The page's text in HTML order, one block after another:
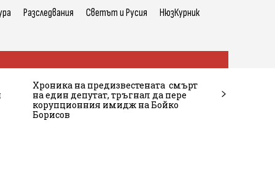
Разследвания Светът и Русия НюзКурник
Хроника на предизвестената смърт
на един депутат, тръгнал да пере
корупционния имидж на Бойко
Борисов